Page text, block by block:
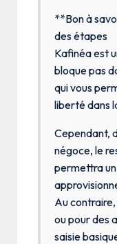
**Bon à
des étapes
Kafinéa est
bloque pas
qui vous
liberté dans
Cependant,
négoce, le
permettra
Au
ou pour des
saisie